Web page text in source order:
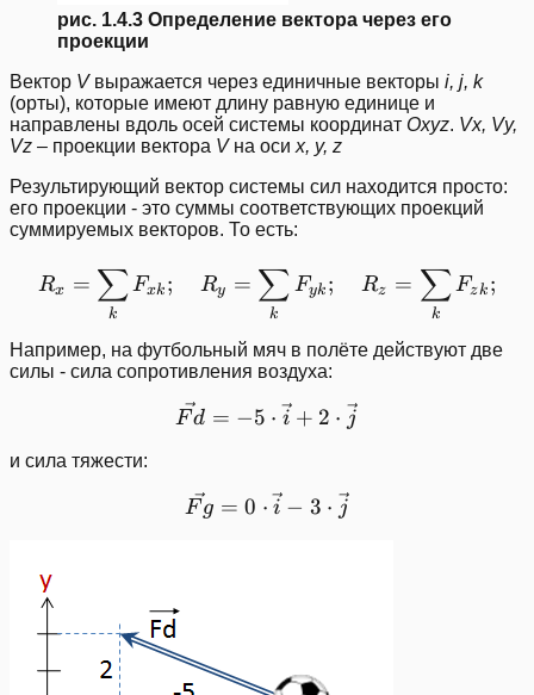
рис. 1.4.3 Определение вектора через его
проекции
Вектор Vвыражается через единичные векторы i, j, k
(орты), которые имеют длину равную единице и
направлены вдоль осей системы координат Oxyz. Vx, Vy,
Vz – проекции вектора Vна оси x, y, z
Результирующий вектор системы сил находится просто:
его проекции - это суммы соответствующих проекций
суммируемых векторов. То есть:
Rx =
k
∑Fxk ; Ry =
k
∑ Fyk ; Rz =
k
∑Fzk ;
Например, на футбольный мяч в полёте действуют две
силы - сила сопротивления воздуха:
\vec{Fd}=-5\cdot
Fd = −5 ⋅ i + 2 ⋅ j
и сила тяжести:
\vec{Fg}=0\cdot
F g = 0 ⋅ i − 3 ⋅ j